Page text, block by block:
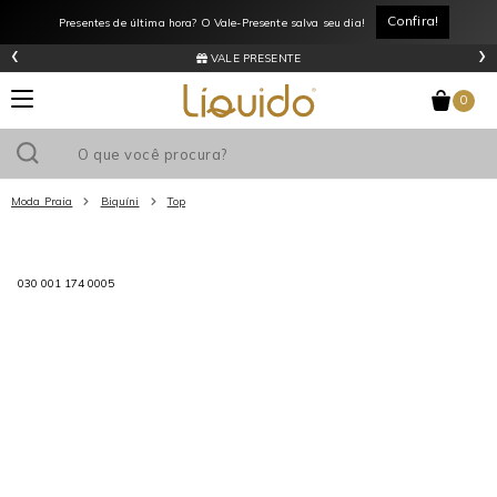
Presentes de última hora? O Vale-Presente salva seu dia! Confira!
VALE PRESENTE
‹ ›
0
Moda Praia Biquíni Top
030 001 174 0005